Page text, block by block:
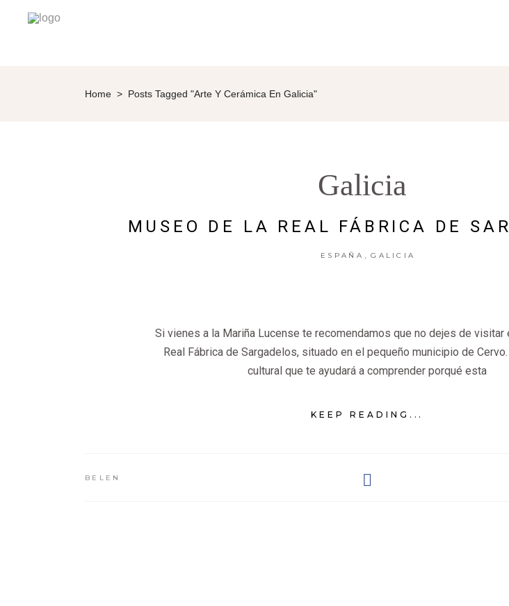
Home > Posts Tagged "Arte Y Cerámica En Galicia"
Galicia
MUSEO DE LA REAL FÁBRICA DE
ESPAÑA GALICIA
Si vienes a la Mariña Lucense te recomendamos que no dejes de visitar
Real Fábrica de Sargadelos, situado en el pequeño municipio de
cultural que te ayudará a comprender porqué esta
KEEP READING...
BELEN